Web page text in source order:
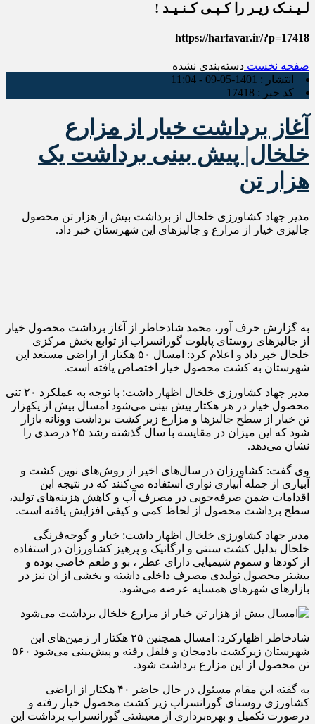
لـیـنـک زیـر را کـپـی کـنـیـد !
https://harfavar.ir/?p=17418
صفحه نخست دسته‌بندی نشده
انتشار : 1401-05-09 - 11:04
کد خبر : 17418
آغاز برداشت خیار از مزارع
خلخال| پیش بینی برداشت یک
هزار تن
مدیر جهاد کشاورزی خلخال از برداشت بیش از هزار تن محصول
جالیزی خیار از مزارع و جالیزهای این شهرستان خبر داد.
به گزارش حرف آور، محمد شادخاطر از آغاز برداشت محصول خیار
از جالیزهای روستای پایلوت گورانسراب از توابع بخش مرکزی
خلخال خبر داد و اعلام کرد: امسال ۵۰ هکتار از اراضی مستعد این
شهرستان به کشت محصول خیار اختصاص یافته است.
مدیر جهاد کشاورزی خلخال اظهار داشت: با توجه به عملکرد ۲۰ تنی
محصول خیار در هر هکتار پیش بینی می‌شود امسال بیش از یکهزار
تن خیار از سطح جالیزها و مزارع زیر کشت برداشت وونانه بازار
شود که این میزان در مقایسه با سال گذشته رشد ۲۵ درصدی را
نشان می‌دهد.
وی گفت: کشاورزان در سال‌های اخیر از روش‌های نوین کشت و
آبیاری از جمله آبیاری نواری استفاده می‌کنند که در نتیجه این
اقدامات ضمن صرفه‌جویی در مصرف آب و کاهش هزینه‌های تولید،
سطح برداشت محصول از لحاظ کمی و کیفی افزایش یافته است.
مدیر جهاد کشاورزی خلخال اظهار داشت: خیار و گوجه‌فرنگی
خلخال بدلیل کشت سنتی و ارگانیک و پرهیز کشاورزان در استفاده
از کودها و سموم شیمیایی دارای عطر ، بو و طعم خاصی بوده و
بیشتر محصول تولیدی مصرف داخلی داشته و بخشی از آن نیز در
بازارهای شهرهای همسایه عرضه می‌شود.
شادخاطر اظهارکرد: امسال همچنین ۲۵ هکتار از زمین‌های این
شهرستان زیرکشت بادمجان و فلفل رفته و پیش‌بینی می‌شود ۵۶۰
تن محصول از این مزارع برداشت شود.
به گفته این مقام مسئول در حال حاضر ۴۰ هکتار از اراضی
کشاورزی روستای گورانسراب زیر کشت محصول خیار رفته و
درصورت تکمیل و بهره‌برداری از معیشتی گورانسراب برداشت این